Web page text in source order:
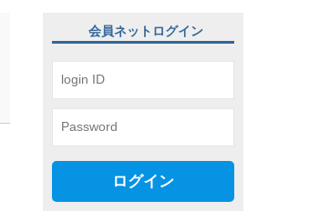
会員ネットログイン
ログイン